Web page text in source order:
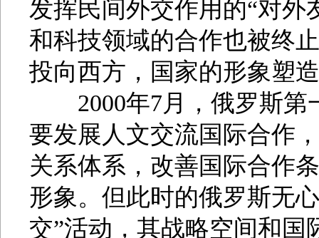
发挥民间外交作用的“对外
和科技领域的合作也被终
投向西方，国家的形象塑
2000年7月，俄罗斯第
要发展人文交流国际合作
关系体系，改善国际合作
形象。但此时的俄罗斯无
交”活动，其战略空间和